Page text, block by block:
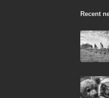
Recent